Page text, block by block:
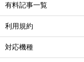
有料記事一覧
利用規約
対応機種